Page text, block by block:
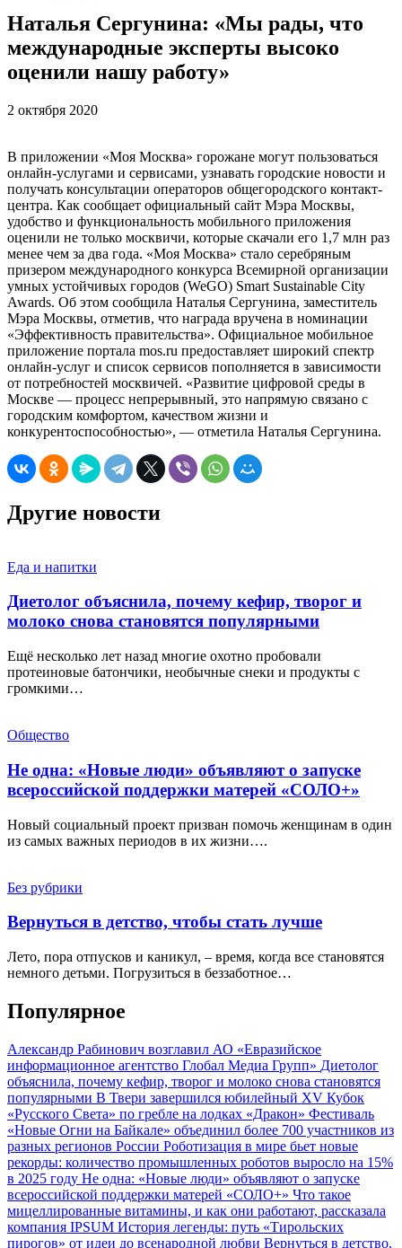
Наталья Сергунина: «Мы рады, что
международные эксперты высоко
оценили нашу работу»
2 октября 2020
В приложении «Моя Москва» горожане могут пользоваться
онлайн-услугами и сервисами, узнавать городские новости и
получать консультации операторов общегородского контакт-
центра. Как сообщает официальный сайт Мэра Москвы,
удобство и функциональность мобильного приложения
оценили не только москвичи, которые скачали его 1,7 млн раз
менее чем за два года. «Моя Москва» стало серебряным
призером международного конкурса Всемирной организации
умных устойчивых городов (WeGO) Smart Sustainable City
Awards. Об этом сообщила Наталья Сергунина, заместитель
Мэра Москвы, отметив, что награда вручена в номинации
«Эффективность правительства». Официальное мобильное
приложение портала mos.ru предоставляет широкий спектр
онлайн-услуг и список сервисов пополняется в зависимости
от потребностей москвичей. «Развитие цифровой среды в
Москве — процесс непрерывный, это напрямую связано с
городским комфортом, качеством жизни и
конкурентоспособностью», — отметила Наталья Сергунина.
Другие новости
Еда и напитки
Диетолог объяснила, почему кефир, творог и
молоко снова становятся популярными
Ещё несколько лет назад многие охотно пробовали
протеиновые батончики, необычные снеки и продукты с
громкими…
Общество
Не одна: «Новые люди» объявляют о запуске
всероссийской поддержки матерей «СОЛО+»
Новый социальный проект призван помочь женщинам в один
из самых важных периодов в их жизни….
Без рубрики
Вернуться в детство, чтобы стать лучше
Лето, пора отпусков и каникул, – время, когда все становятся
немного детьми. Погрузиться в беззаботное…
Популярное
Александр Рабинович возглавил АО «Евразийское
информационное агентство Глобал Медиа Групп» Диетолог
объяснила, почему кефир, творог и молоко снова становятся
популярными В Твери завершился юбилейный XV Кубок
«Русского Света» по гребле на лодках «Дракон» Фестиваль
«Новые Огни на Байкале» объединил более 700 участников из
разных регионов России Роботизация в мире бьет новые
рекорды: количество промышленных роботов выросло на 15%
в 2025 году Не одна: «Новые люди» объявляют о запуске
всероссийской поддержки матерей «СОЛО+» Что такое
мицеллированные витамины, и как они работают, рассказала
компания IPSUM История легенды: путь «Тирольских
пирогов» от идеи до всенародной любви Вернуться в детство,